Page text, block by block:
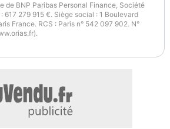
avec réglage lombaire
de BNP Paribas Personal Finance, Société
617 279 915 €. Siège social : 1 Boulevard
France. RCS : Paris n° 542 097 902. N°